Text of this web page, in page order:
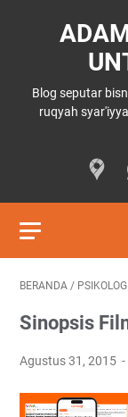
Blog seputar
ruqyah
BERANDA /
Sinopsis
Agustus 31, 2015